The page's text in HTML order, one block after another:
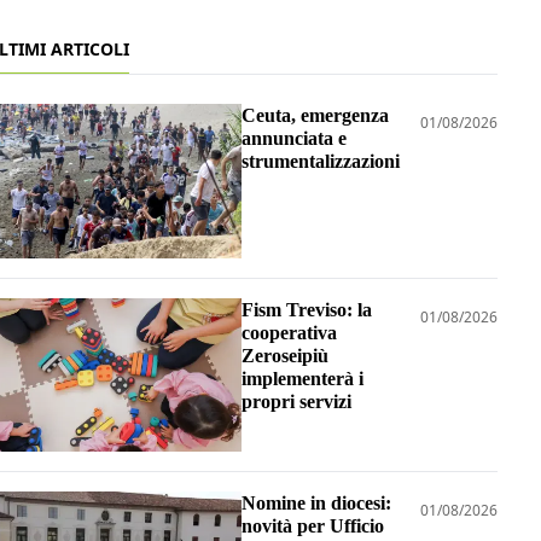
ARTICOLI
Ceuta, emergenza
annunciata e
strumentalizzazioni
01/08/2026
Fism Treviso: la
cooperativa
Zeroseipiù
implementerà i
propri servizi
01/08/2026
Nomine in diocesi:
novità per Ufficio
01/08/2026